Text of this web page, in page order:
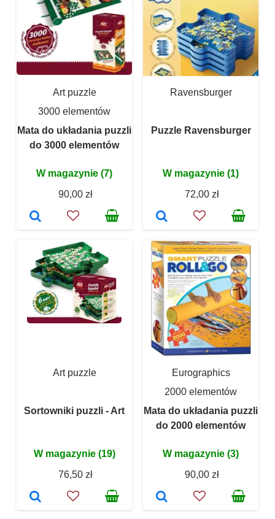
Art puzzle
3000 elementów
Mata do układania puzzli
do 3000 elementów
W magazynie (7)
90,00 zł
Ravensburger
Puzzle Ravensburger
W magazynie (1)
72,00 zł
Art puzzle
Sortowniki puzzli - Art
W magazynie (19)
76,50 zł
Eurographics
2000 elementów
Mata do układania puzzli
do 2000 elementów
W magazynie (3)
90,00 zł